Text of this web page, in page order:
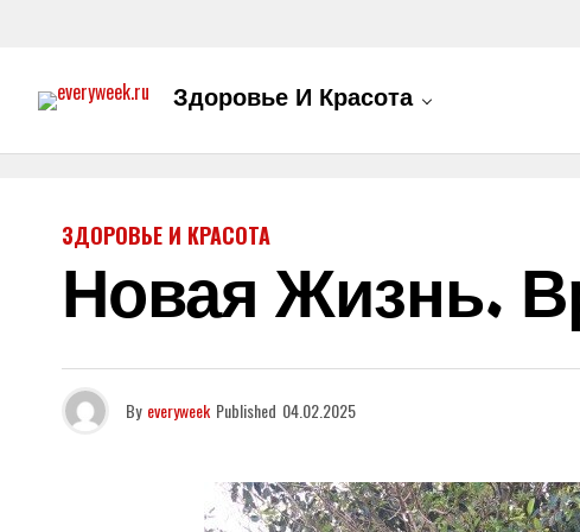
Здоровье И Красота
ЗДОРОВЬЕ И КРАСОТА
Новая Жизнь.
By everyweek Published 04.02.2025